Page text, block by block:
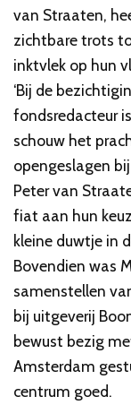
van Straaten,
zichtbare trots
inktvlek op hun
‘Bij de
fondsredacteur
schouw het
opengeslagen
Peter van
fiat aan hun
kleine duwtje in
Bovendien was
samenstellen
bij uitgeverij
bewust bezig
Amsterdam
centrum goed.